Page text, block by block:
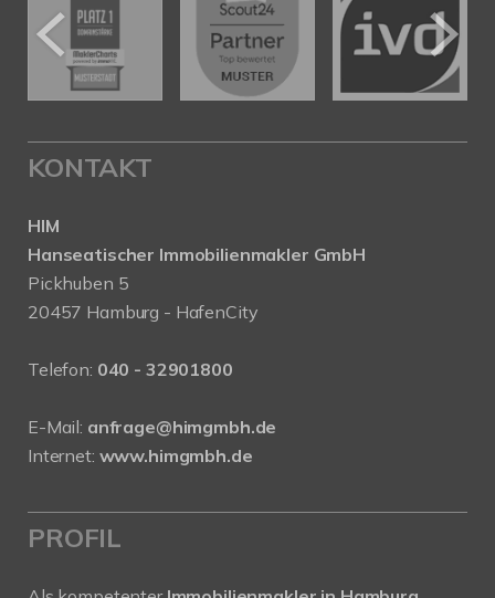
KONTAKT
HIM
Hanseatischer Immobilienmakler GmbH
Pickhuben 5
20457 Hamburg - HafenCity
Telefon: 040 - 32901800
E-Mail: anfrage@himgmbh.de
Internet: www.himgmbh.de
PROFIL